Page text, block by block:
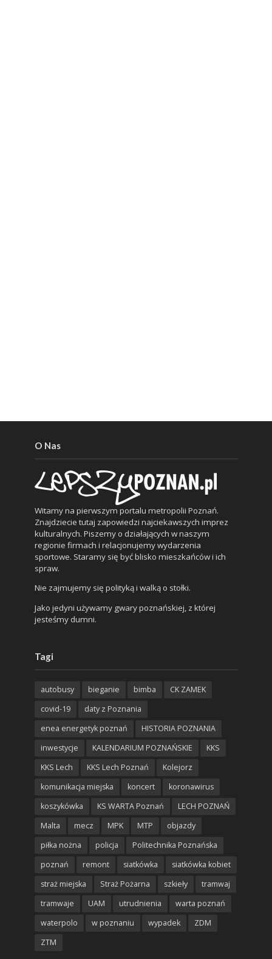
O Nas
Witamy na pierwszym portalu metropolii Poznań.
Znajdziecie tutaj zapowiedzi najciekawszych imprez
kulturalnych. Piszemy o działających w naszym
regionie firmach i relacjonujemy wydarzenia
sportowe. Staramy się być blisko mieszkańców i ich
spraw.
Nie zajmujemy się polityką i walką o stołki.
Jako jedyni używamy gwary poznańskiej, z której
jesteśmy dumni.
Tagi
autobusy bieganie bimba
CK ZAMEK
covid-19
daty z Poznania
enea energetyk poznań
HISTORIA POZNANIA
inwestycje
KALENDARIUM POZNAŃSKIE
KKS
KKS Lech
KKS Lech Poznań
Kolejorz
komunikacja miejska
koncert
koronawirus
koszykówka
KS WARTA Poznań
LECH POZNAŃ
Malta
mecz MPK MTP
objazdy
piłka nożna
policja
Politechnika Poznańska
poznań
remont siatkówka
siatkówka kobiet
straż miejska
Straż Pożarna szkieły
tramwaj
tramwaje
UAM utrudnienia
warta poznań
waterpolo
w poznaniu wypadek
ZDM
ZTM